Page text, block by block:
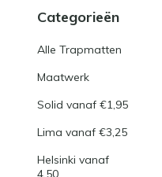
Categorieën
Alle Trapmatten
Maatwerk
Solid vanaf €1,95
Lima vanaf €3,25
Helsinki vanaf
4,50